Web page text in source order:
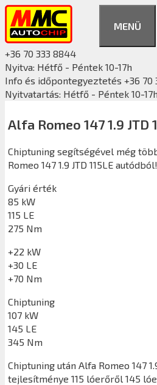
Kilépés
tartalomba
MENÜ
+36 70 333 8844
Nyitva: Hétfő - Péntek 10-17h
Info és időpontegyeztetés +36 70
Nyitvatartás: Hétfő - Péntek 10-17h
Alfa Romeo 147 1.9 JTD
Chiptuning segítségével még
Romeo 147 1.9 JTD 115LE autódból!
Gyári érték
85 kW
115 LE
275 Nm
+22 kW
+30 LE
+70 Nm
Chiptuning
107 kW
145 LE
345 Nm
Chiptuning után Alfa Romeo 147
tejlesítménye 115 lóerőről 145